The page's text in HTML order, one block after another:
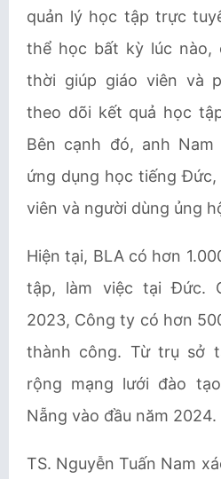
quản lý học tập trực
thể học bất kỳ lúc nào,
thời giúp giáo viên và
theo dõi kết quả học
Bên cạnh đó, anh
ứng dụng học tiếng
viên và người dùng ủng
Hiện tại, BLA có hơn
tập, làm việc tại Đức.
2023, Công ty có hơn
thành công. Từ trụ sở
rộng mạng lưới đào
Nẵng vào đầu năm 2024.
TS. Nguyễn Tuấn Nam